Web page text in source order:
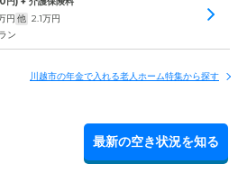
円 他 2.1万円
ン
川越市の年金で入れる老人ホーム特集から探す
最新の空き状況を知る